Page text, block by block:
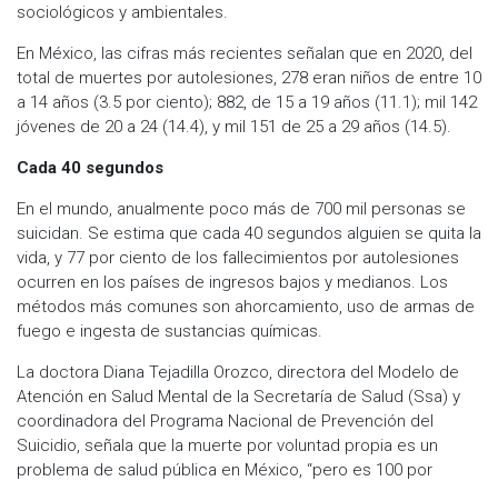
sociológicos y ambientales.
En México, las cifras más recientes señalan que en 2020, del
total de muertes por autolesiones, 278 eran niños de entre 10
a 14 años (3.5 por ciento); 882, de 15 a 19 años (11.1); mil 142
jóvenes de 20 a 24 (14.4), y mil 151 de 25 a 29 años (14.5).
Cada 40 segundos
En el mundo, anualmente poco más de 700 mil personas se
suicidan. Se estima que cada 40 segundos alguien se quita la
vida, y 77 por ciento de los fallecimientos por autolesiones
ocurren en los países de ingresos bajos y medianos. Los
métodos más comunes son ahorcamiento, uso de armas de
fuego e ingesta de sustancias químicas.
La doctora Diana Tejadilla Orozco, directora del Modelo de
Atención en Salud Mental de la Secretaría de Salud (Ssa) y
coordinadora del Programa Nacional de Prevención del
Suicidio, señala que la muerte por voluntad propia es un
problema de salud pública en México, “pero es 100 por